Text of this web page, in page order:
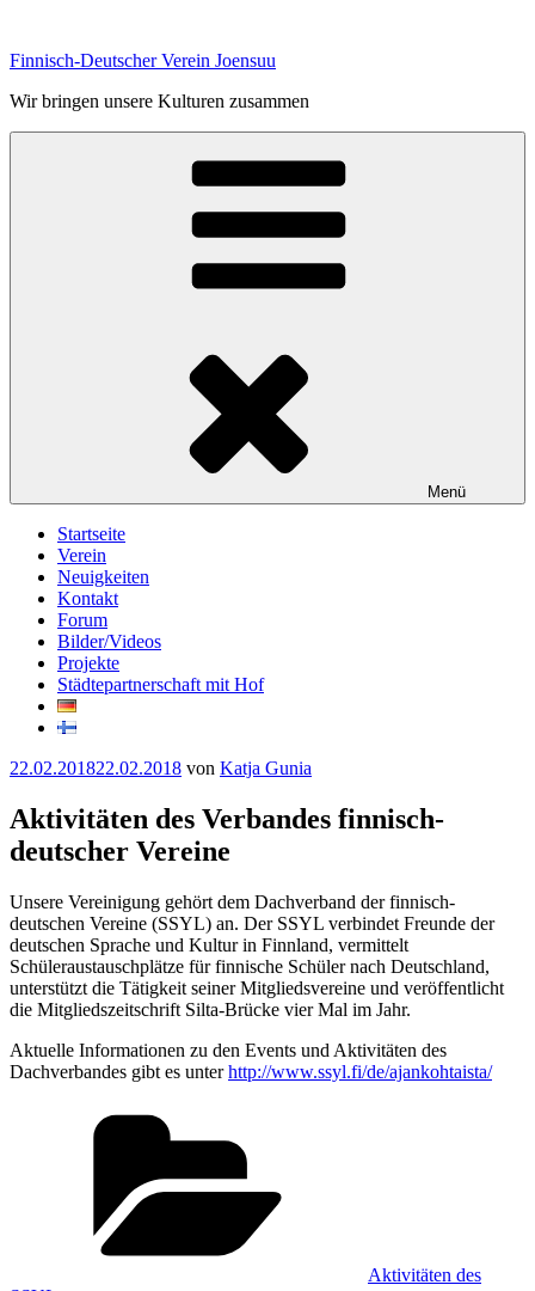
springen
Finnisch-Deutscher Verein Joensuu
Wir bringen unsere Kulturen zusammen
Menü
Startseite
Verein
Neuigkeiten
Kontakt
Forum
Bilder/Videos
Projekte
Städtepartnerschaft mit Hof
Veröffentlicht
22.02.201822.02.2018 von Katja Gunia
Aktivitäten des Verbandes finnisch-
deutscher Vereine
Unsere Vereinigung gehört dem Dachverband der finnisch-
deutschen Vereine (SSYL) an. Der SSYL verbindet Freunde der
deutschen Sprache und Kultur in Finnland, vermittelt
Schüleraustauschplätze für finnische Schüler nach Deutschland,
unterstützt die Tätigkeit seiner Mitgliedsvereine und veröffentlicht
die Mitgliedszeitschrift Silta-Brücke vier Mal im Jahr.
Aktuelle Informationen zu den Events und Aktivitäten des
Dachverbandes gibt es unterhttp://www.ssyl.fi/de/ajankohtaista/
Aktivitäten des